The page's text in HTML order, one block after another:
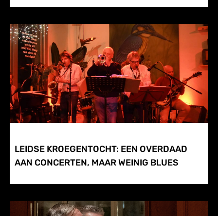
LEIDSE KROEGENTOCHT: EEN OVERDAAD
AAN CONCERTEN, MAAR WEINIG BLUES